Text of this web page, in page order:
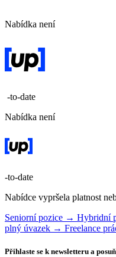
Nabídka není
-to-date
Nabídka není
-to-date
Nabídce vypršela platnost
Seniorní pozice → Hybridní
plný úvazek → Freelance
Přihlaste se k newsletteru a